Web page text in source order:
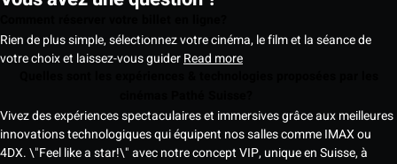
Rien de plus simple, sélectionnez votre cinéma, le film et la séance de
votre choix et laissez-vous guiderRead more
Vivez des expériences spectaculaires et immersives grâce aux meilleures
innovations technologiques qui équipent nos salles comme IMAX ou
4DX. \"Feel like a star!\" avec notre concept VIP, unique en Suisse, à